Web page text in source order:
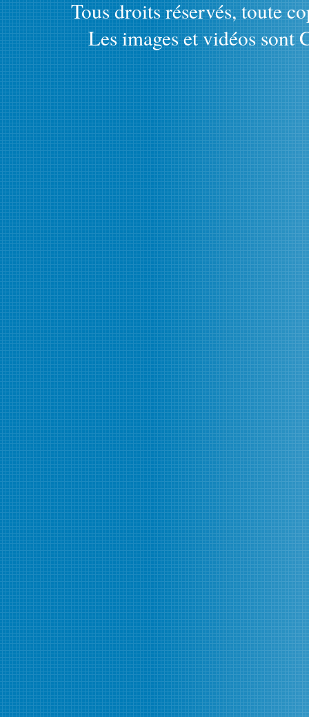
Tous droits réservés, toute
Les images et vidéos